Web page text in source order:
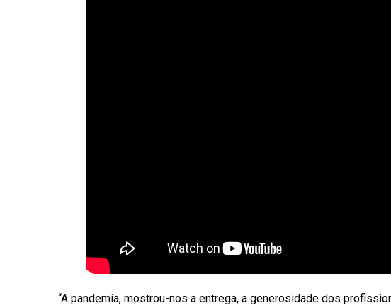
“A pandemia, mostrou-nos a entrega, a generosidade dos